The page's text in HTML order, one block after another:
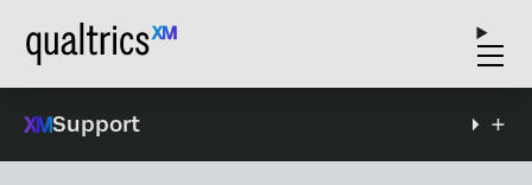
Support